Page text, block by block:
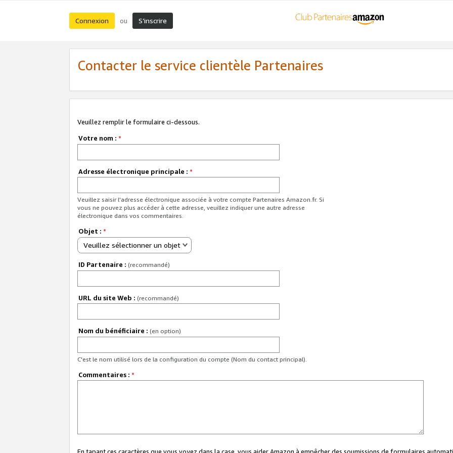
Connexion ou S’inscrire
Contacter le service clientèle Partenaires
Veuillez remplir le formulaire ci-dessous.
Votre nom : *
Adresse électronique principale : *
Veuillez saisir l'adresse électronique associée à votre compte Partenaires Amazon.fr. Si
vous ne pouvez plus accéder à cette adresse, veuillez indiquer une autre adresse
électronique dans vos commentaires.
Objet : *
Veuillez sélectionner un objet
ID Partenaire : (recommandé)
URL du site Web : (recommandé)
Nom du bénéficiaire : (en option)
C'est le nom utilisé lors de la configuration du compte (Nom du contact principal).
Commentaires : *